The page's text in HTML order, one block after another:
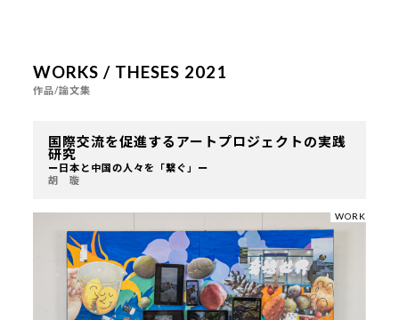
WORKS / THESES 2021
作品/論文集
国際交流を促進するアートプロジェクトの実践
研究
ー日本と中国の人々を「繋ぐ」ー
胡 璇
WORK